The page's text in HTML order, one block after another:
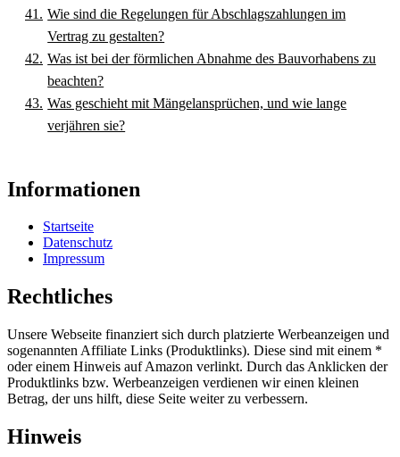
Wie sind die Regelungen für Abschlagszahlungen im
Vertrag zu gestalten?
Was ist bei der förmlichen Abnahme des Bauvorhabens zu
beachten?
Was geschieht mit Mängelansprüchen, und wie lange
verjähren sie?
Informationen
Startseite
Datenschutz
Impressum
Rechtliches
Unsere Webseite finanziert sich durch platzierte Werbeanzeigen und
sogenannten Affiliate Links (Produktlinks). Diese sind mit einem *
oder einem Hinweis auf Amazon verlinkt. Durch das Anklicken der
Produktlinks bzw. Werbeanzeigen verdienen wir einen kleinen
Betrag, der uns hilft, diese Seite weiter zu verbessern.
Hinweis